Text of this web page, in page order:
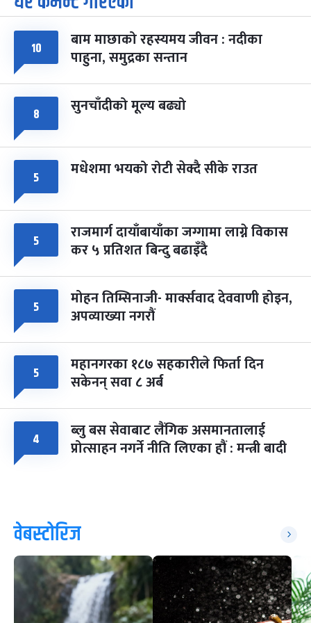
आइत चैत्र ७, २०८३-Mar 21, 2027
८ फागुपूर्णिमा
चैत्र ८, २०८३-Mar 22, 2027
७ महिना बाँकी
१० बाम माछाको रहस्यमय जीवन : नदीका
पाहुना, समुद्रका सन्तान
८ सुनचाँदीको मूल्य बढ्यो
५ मधेशमा भयको रोटी सेक्दै सीके राउत
५ राजमार्ग दायाँबायाँका जग्गामा लाग्ने विकास
कर ५ प्रतिशत बिन्दु बढाइँदै
५ मोहन तिम्सिनाजी- मार्क्सवाद देववाणी होइन,
अपव्याख्या नगरौं
५ महानगरका १८७ सहकारीले फिर्ता दिन
सकेनन् सवा ८ अर्ब
४ ब्लु बस सेवाबाट लैंगिक असमानतालाई
प्रोत्साहन नगर्ने नीति लिएका हौं : मन्त्री बादी
वेबस्टोरिज